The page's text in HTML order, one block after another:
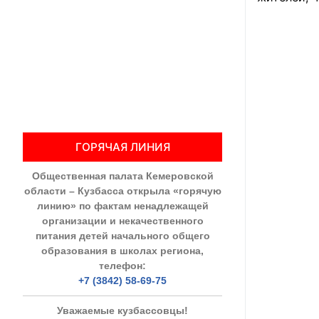
ГОРЯЧАЯ ЛИНИЯ
Общественная палата Кемеровской
области – Кузбасса открыла «горячую
линию» по фактам ненадлежащей
организации и некачественного
питания детей начального общего
образования в школах региона,
телефон:
+7 (3842) 58-69-75
Уважаемые кузбассовцы!